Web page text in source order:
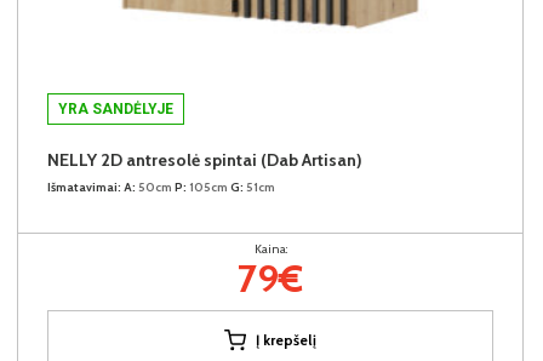
YRA SANDĖLYJE
NELLY 2D antresolė spintai (Dab Artisan)
Išmatavimai: A: 50cm P: 105cm G: 51cm
Kaina:
79€
Į krepšelį